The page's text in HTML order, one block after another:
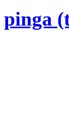
pinga